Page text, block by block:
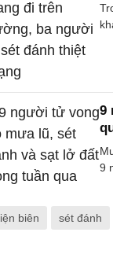
9
9
biên sét đánh